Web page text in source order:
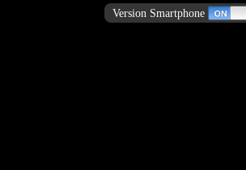
Version Smartphone